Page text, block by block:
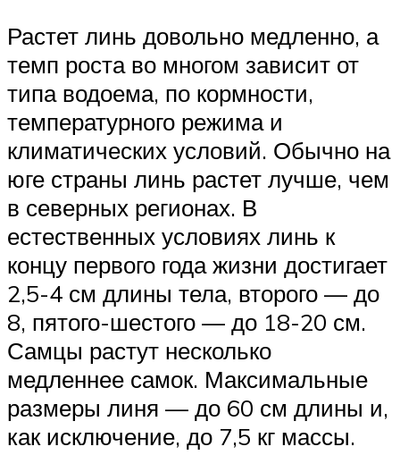
Растет линь довольно медленно, а
темп роста во многом зависит от
типа водоема, по кормности,
температурного режима и
климатических условий. Обычно на
юге страны линь растет лучше, чем
в северных регионах. В
естественных условиях линь к
концу первого года жизни достигает
2,5-4 см длины тела, второго — до
8, пятого-шестого — до 18-20 см.
Самцы растут несколько
медленнее самок. Максимальные
размеры линя — до 60 см длины и,
как исключение, до 7,5 кг массы.